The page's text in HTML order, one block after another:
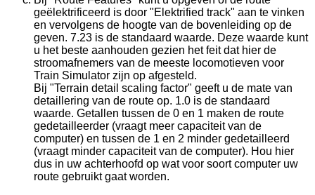
geëlektrificeerd is door "Elektrified track" aan te vinken
en vervolgens de hoogte van de bovenleiding op de
geven. 7.23 is de standaard waarde. Deze waarde kunt
u het beste aanhouden gezien het feit dat hier de
stroomafnemers van de meeste locomotieven voor
Train Simulator zijn op afgesteld.
Bij "Terrain detail scaling factor" geeft u de mate van
detaillering van de route op. 1.0 is de standaard
waarde. Getallen tussen de 0 en 1 maken de route
gedetailleerder (vraagt meer capaciteit van de
computer) en tussen de 1 en 2 minder gedetailleerd
(vraagt minder capaciteit van de computer). Hou hier
dus in uw achterhoofd op wat voor soort computer uw
route gebruikt gaat worden.